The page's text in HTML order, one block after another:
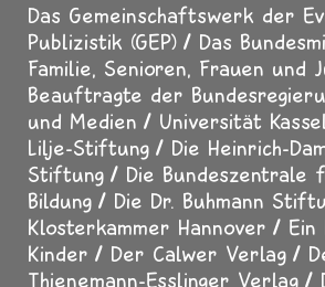
Das Gemeinschaftswerk der
Publizistik (GEP)
Das
Familie, Senioren, Frauen und
Beauftragte der
und Medien
Universität
Lilje-Stiftung
Die Heinrich-
Stiftung
Die Bundeszentrale
Bildung
Die Dr. Buhmann
Klosterkammer Hannover
Kinder
Der Calwer Verlag
Thienemann-Esslinger Verlag